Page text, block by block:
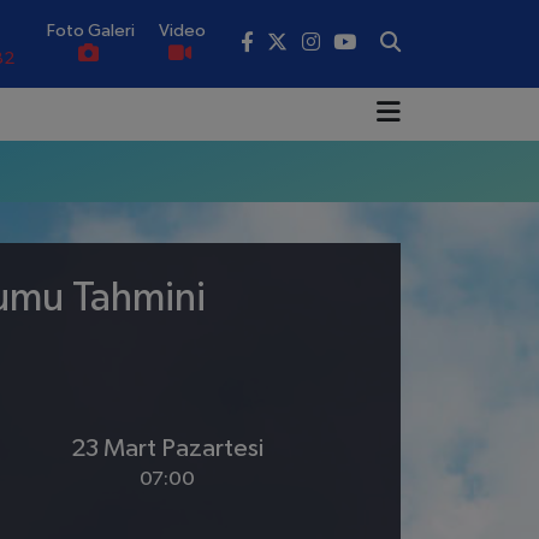
Foto Galeri Video
Tahmini
23 Mart Pazartesi
07:00